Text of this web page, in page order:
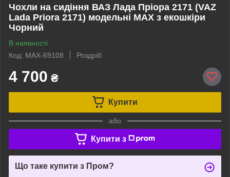
Чохли на сидіння ВАЗ Лада Пріора 2171 (VAZ
Lada Priora 2171) модельні MAX з екошкіри
Чорний
В наявності
Код: MAX-69108
Роздріб
4 700 ₴
Купити
або
Купити з
Що таке купити з Пром?